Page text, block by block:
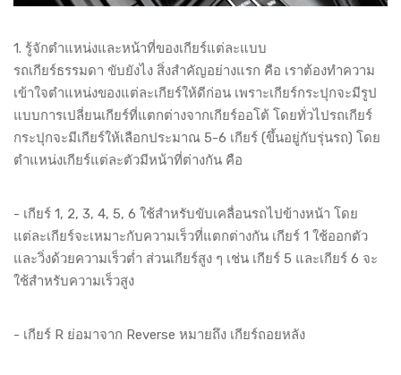
1. รู้จักตำแหน่งและหน้าที่ของเกียร์แต่ละแบบ
รถเกียร์ธรรมดา ขับยังไง สิ่งสำคัญอย่างแรก คือ เราต้องทำความ
เข้าใจตำแหน่งของแต่ละเกียร์ให้ดีก่อน เพราะเกียร์กระปุกจะมีรูป
แบบการเปลี่ยนเกียร์ที่แตกต่างจากเกียร์ออโต้ โดยทั่วไปรถเกียร์
กระปุกจะมีเกียร์ให้เลือกประมาณ 5-6 เกียร์ (ขึ้นอยู่กับรุ่นรถ) โดย
ตำแหน่งเกียร์แต่ละตัวมีหน้าที่ต่างกัน คือ
- เกียร์ 1, 2, 3, 4, 5, 6 ใช้สำหรับขับเคลื่อนรถไปข้างหน้า โดย
แต่ละเกียร์จะเหมาะกับความเร็วที่แตกต่างกัน เกียร์ 1 ใช้ออกตัว
และวิ่งด้วยความเร็วต่ำ ส่วนเกียร์สูง ๆ เช่น เกียร์ 5 และเกียร์ 6 จะ
ใช้สำหรับความเร็วสูง
- เกียร์ R ย่อมาจาก Reverse หมายถึง เกียร์ถอยหลัง